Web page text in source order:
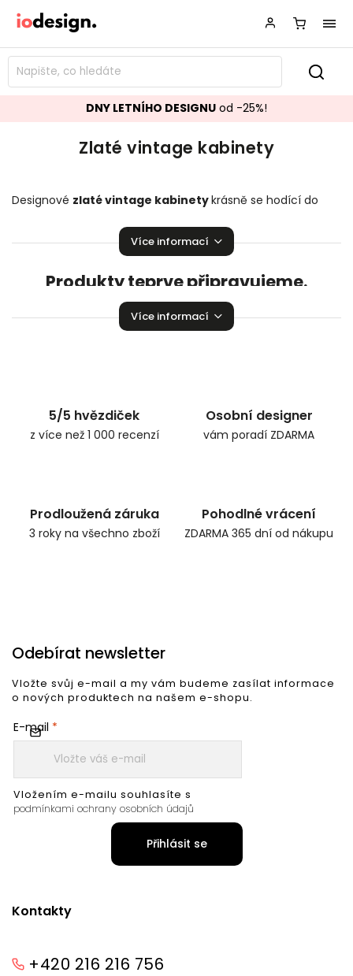
DNY LETNÍHO DESIGNU od -25%!
Zlaté vintage kabinety
Designové zlaté vintage kabinetykrásně se hodící do
zaručeně pozvednou úroveň vaší domácnosti!
Více informací
Produkty teprve připravujeme.
Můžete se ale podívat na ostatní kategorie.
Více informací
5/5 hvězdiček
z více než 1 000 recenzí
Osobní designer
vám poradí ZDARMA
Prodloužená záruka
3 roky na všechno zboží
Pohodlné vrácení
ZDARMA 365 dní od nákupu
Kontakty
+420 216 216 756
Odebírat newsletter
Vložte svůj e-mail a my vám budeme zasílat informace
o nových produktech na našem e-shopu.
E-mail
Vložením e-mailu souhlasíte s
podmínkami ochrany osobních údajů
Přihlásit se